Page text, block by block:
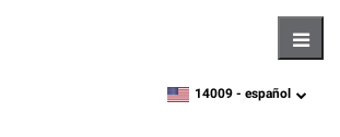
zipcode,language
14009 - español